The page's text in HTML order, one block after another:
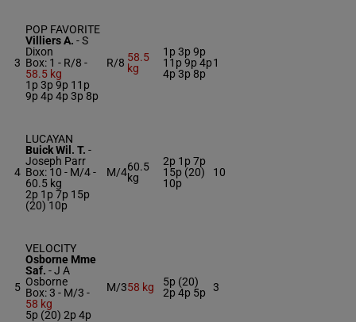
3
POP FAVORITE
Villiers A. -S
Dixon
Box: 1 - R/8 -
58.5 kg
1p 3p 9p 11p
9p 4p 4p 3p 8p
R/8 58.5
kg
1p 3p 9p
11p 9p 4p
4p 3p 8p
1
4
LUCAYAN
Buick Wil. T. -
Joseph Parr
Box: 10 - M/4 -
60.5 kg
2p 1p 7p 15p
(20) 10p
M/460.5
kg
2p 1p 7p
15p (20)
10p
10
5
VELOCITY
Osborne Mme
Saf. -J A
Osborne
Box: 3 - M/3 -
58 kg
5p (20) 2p 4p
M/358 kg
5p (20)
2p 4p 5p
3